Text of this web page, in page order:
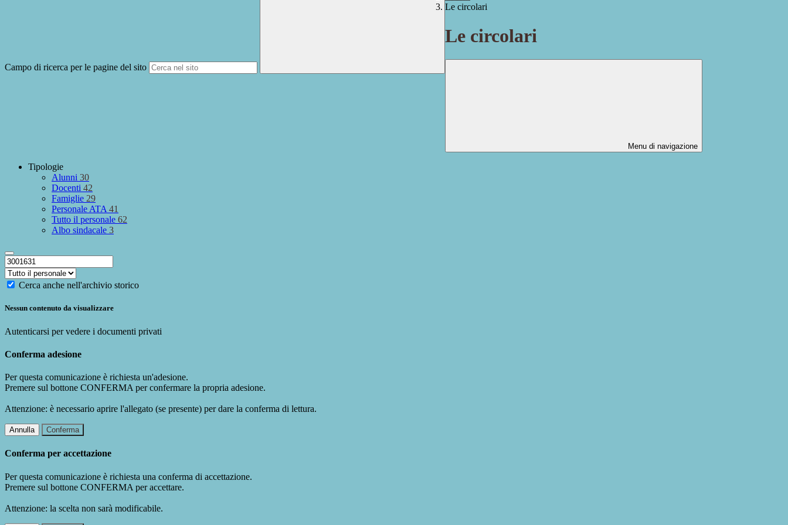
Campo di ricerca per le pagine del sito
Le circolari
Le circolari
Menu di navigazione
Tipologie
Alunni 30
Docenti 42
Famiglie 29
Personale ATA 41
Tutto il personale 62
Albo sindacale 3
Cerca anche nell'archivio storico
Nessun contenuto da visualizzare
Autenticarsi per vedere i documenti privati
Conferma adesione
Per questa comunicazione è richiesta un'adesione.
Premere sul bottone CONFERMA per confermare la propria adesione.
Attenzione: è necessario aprire l'allegato (se presente) per dare la conferma di lettura.
Annulla Conferma
Conferma per accettazione
Per questa comunicazione è richiesta una conferma di accettazione.
Premere sul bottone CONFERMA per accettare.
Attenzione: la scelta non sarà modificabile.